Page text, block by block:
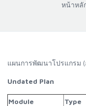
หน้าหลั
แผนการพัฒนาโปรแกรม (
Undated Plan
Module Type